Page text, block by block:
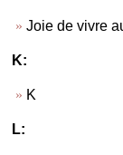
Joie de vivre
K:
K
L: